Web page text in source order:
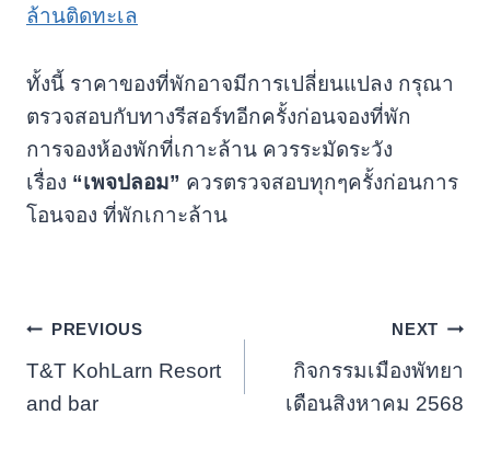
ล้านติดทะเล
ทั้งนี้ ราคาของที่พักอาจมีการเปลี่ยนแปลง กรุณา
ตรวจสอบกับทางรีสอร์ทอีกครั้งก่อนจองที่พัก
การจองห้องพักที่เกาะล้าน ควรระมัดระวัง
เรื่อง “เพจปลอม” ควรตรวจสอบทุกๆครั้งก่อนการ
โอนจอง ที่พักเกาะล้าน
แนะแนว
เรื่อง
PREVIOUS
T&T KohLarn Resort
and bar
NEXT
กิจกรรมเมืองพัทยา
เดือนสิงหาคม 2568